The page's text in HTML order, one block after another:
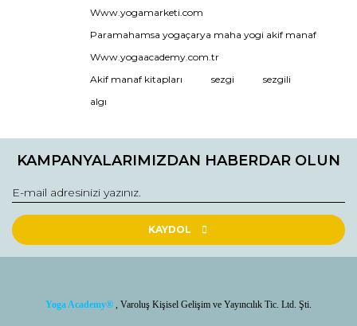
Www.yogamarketi.com
Paramahamsa yogaçarya maha yogi akif manaf
Www.yogaacademy.com.tr
Akif manaf kitapları
sezgi
sezgili
algı
KAMPANYALARIMIZDAN HABERDAR OLUN
KAYDOL
Yoga Academy® , Varoluş Kişisel Gelişim ve Yayıncılık Tic. Ltd. Şti.